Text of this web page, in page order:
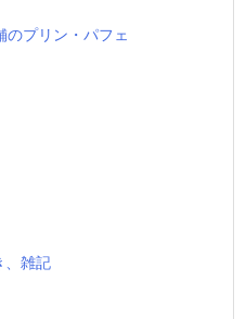
のプリン・パフェ
、雑記